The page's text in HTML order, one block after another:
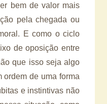
bem de valor mais
pela chegada ou
E como o ciclo
de oposição entre
que isso seja algo
ordem de uma forma
e instintivas não